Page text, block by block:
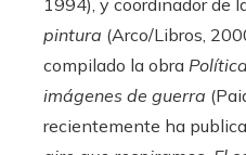
pintura (Arco/Libros,
compilado la obra
imágenes de guerra
recientemente ha